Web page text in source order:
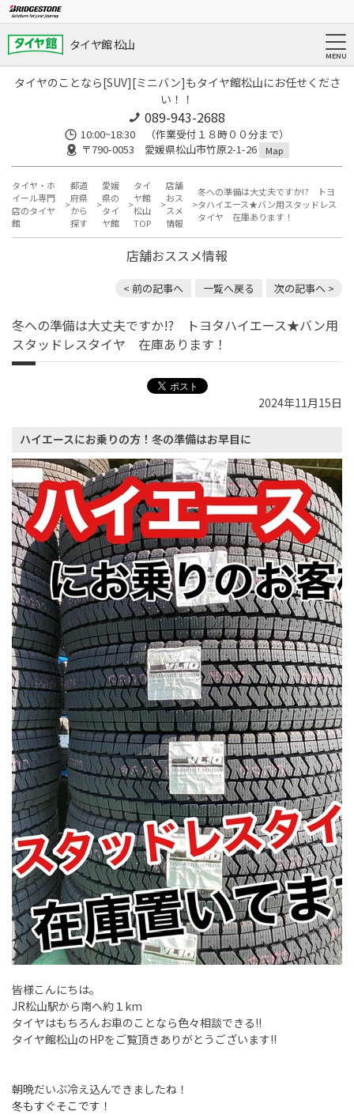
タイヤ館 松山
タイヤのことなら[SUV][ミニバン]もタイヤ館松山にお任せくださ
い！！
089-943-2688
10:00~18:30 （作業受付１８時００分まで）
〒790-0053 愛媛県松山市竹原2-1-26
Map
タイヤ・ホ
イール専門
店のタイヤ
館
都道
府県
から
探す
愛媛
県の
タイ
ヤ館
タイ
ヤ館
松山
TOP
店舗
おス
スメ
情報
冬への準備は大丈夫ですか!? トヨ
タハイエース★バン用スタッドレス
タイヤ 在庫あります！
店舗おススメ情報
< 前の記事へ 一覧へ戻る 次の記事へ >
冬への準備は大丈夫ですか!? トヨタハイエース★バン用
スタッドレスタイヤ 在庫あります！
2024年11月15日
ハイエースにお乗りの方！冬の準備はお早目に
皆様こんにちは。
JR松山駅から南へ約１km
タイヤはもちろんお車のことなら色々相談できる!!
タイヤ館松山のHPをご覧頂きありがとうございます!!
朝晩だいぶ冷え込んできましたね！
冬もすぐそこです！